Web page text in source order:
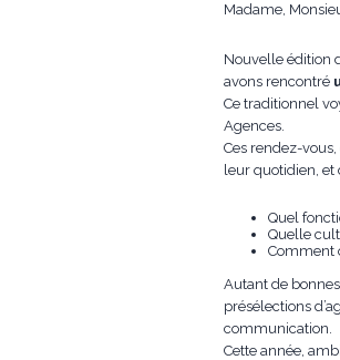
Madame,
Nouvelle édition
avons rencontré
Ce traditionnel
Agences.
Ces rendez-
leur quotidien, et
Quel
Quelle
Comment
Autant de
présélections
communication.
Cette année,